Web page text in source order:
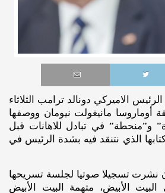
الاميركي دونالد ترامب الثلاثاء
أوماروسا مانيغولت نيومان ووصفها
و”منحطة” في تبادل للاهانات قبل
الذي نتنقد فيه بشدة الرئيس في
نشرت تسجيلا صوتيا لجلسة تسريحها
الأبيض، متهمة البيت الأبيض